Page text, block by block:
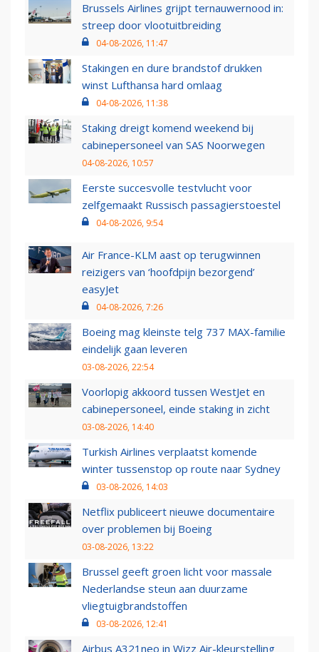
Brussels Airlines grijpt ternauwernood in:
streep door vlootuitbreiding
04-08-2026, 11:47
Stakingen en dure brandstof drukken
winst Lufthansa hard omlaag
04-08-2026, 11:38
Staking dreigt komend weekend bij
cabinepersoneel van SAS Noorwegen
04-08-2026, 10:57
Eerste succesvolle testvlucht voor
zelfgemaakt Russisch passagierstoestel
04-08-2026, 9:54
Air France-KLM aast op terugwinnen
reizigers van ‘hoofdpijn bezorgend’
easyJet
04-08-2026, 7:26
Boeing mag kleinste telg 737 MAX-familie
eindelijk gaan leveren
03-08-2026, 22:54
Voorlopig akkoord tussen WestJet en
cabinepersoneel, einde staking in zicht
03-08-2026, 14:40
Turkish Airlines verplaatst komende
winter tussenstop op route naar Sydney
03-08-2026, 14:03
Netflix publiceert nieuwe documentaire
over problemen bij Boeing
03-08-2026, 13:22
Brussel geeft groen licht voor massale
Nederlandse steun aan duurzame
vliegtuigbrandstoffen
03-08-2026, 12:41
Airbus A321neo in Wizz Air-kleurstelling